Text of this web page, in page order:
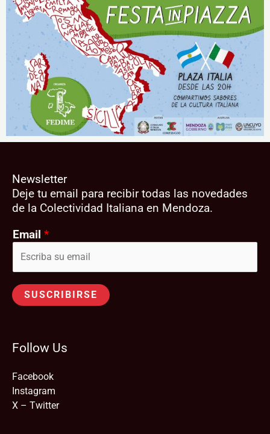
Newsletter
Deje tu email para recibir todas las novedades
de la Colectividad Italiana en Mendoza.
Email *
SUSCRIBIRSE
Follow Us
Facebook
Instagram
X – Twitter